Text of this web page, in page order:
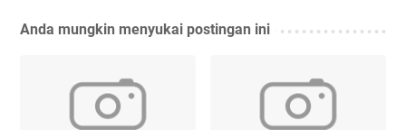
Anda mungkin menyukai postingan ini